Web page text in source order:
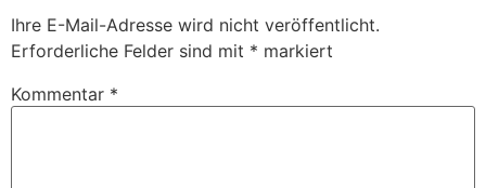
Ihre E-Mail-Adresse wird nicht veröffentlicht.
Erforderliche Felder sind mit * markiert
Kommentar *